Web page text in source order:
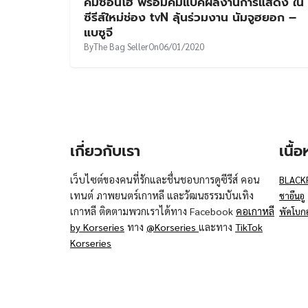
ซีรีส์ใหม่ช่อง tvN ลุ้นร่วมงาน นัมจูฮยอก –
แบซูจี
ByThe Bag SellerOn06/01/2020
เกี่ยวกับเรา
เว็บไซต์ของคนที่รักและชื่นชอบการดูซีรีส์ คอน
เทนต์ ภาพยนตร์เกาหลี และวัฒนธรรมบันเทิง
เกาหลี ติดตามพวกเราได้ทาง Facebook คอเกาหลี
by Korseries ทาง @Korseries และทาง TikTok
Korseries
เนื้
ชาอึนอู
พัคโบก